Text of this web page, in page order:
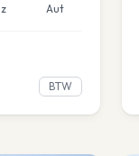
Aut
BTW